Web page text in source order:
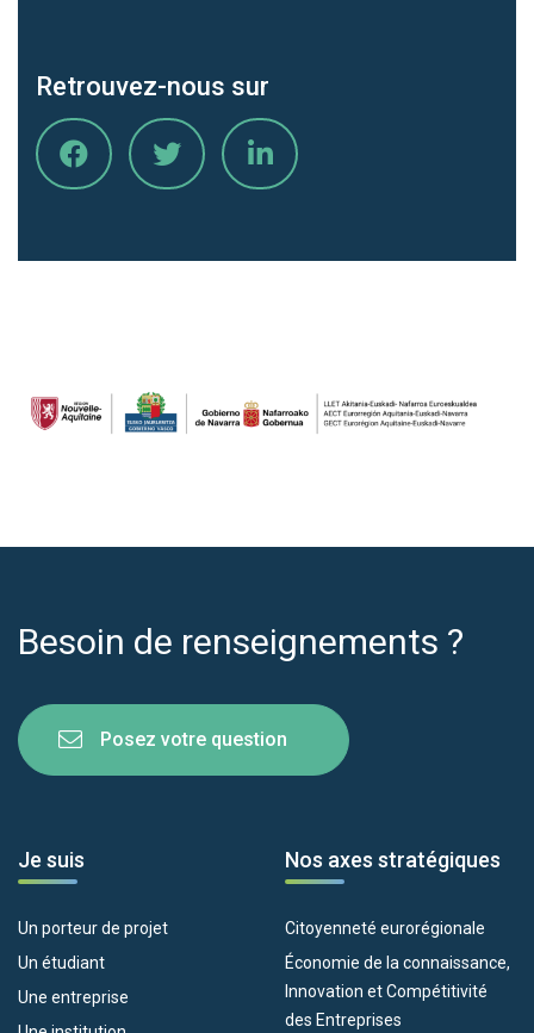
Retrouvez-nous sur
Besoin de renseignements ?
Posez votre question
Je suis
Un porteur de projet
Un étudiant
Une entreprise
Nos axes stratégiques
Citoyenneté eurorégionale
Économie de la connaissance,
Innovation et Compétitivité
des Entreprises